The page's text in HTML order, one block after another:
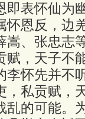
表怀仙为幽
怀恩反，边
嵩、张忠志
赋，天子不
怀先并不听
，私贡赋，
乱的可能。